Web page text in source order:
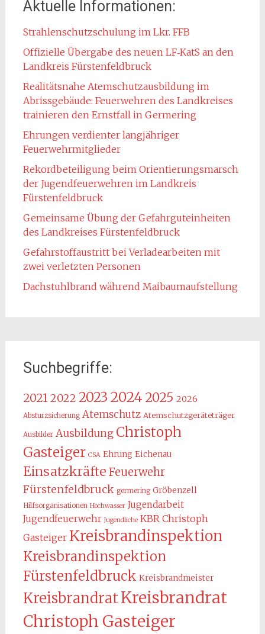
Aktuelle Informationen:
Strahlenschutzschulung im Lkr. FFB
Offizielle Übergabe des neuen LF‑KatS an den
Landkreis Fürstenfeldbruck
Realitätsnahe Atemschutzausbildung im
Abrissgebäude: Feuerwehren des Landkreises
trainieren den Ernstfall in Germering
Ehrungen verdienter langjähriger
Feuerwehrmitglieder
Rekordbeteiligung beim Orientierungsmarsch
der Jugendfeuerwehren im Landkreis
Fürstenfeldbruck
Gemeinsame Übung der Gefahrguteinheiten
des Landkreises Fürstenfeldbruck
Gefahrstoffaustritt bei Verladearbeiten mit
zwei verletzten Personen
Dachstuhlbrand während Maibaumaufstellung
Suchbegriffe:
20212022 2023 2024 2025 2026
Absturzsicherung Atemschutz Atemschutzgeräteträger
Ausbilder Ausbildung Christoph
Gasteiger CSA Ehrung Eichenau
Einsatzkräfte Feuerwehr
Fürstenfeldbruck germering Gröbenzell
Hilfsorganisationen Hochwasser Jugendarbeit
Jugendfeuerwehr Jugendliche KBR Christoph
Gasteiger Kreisbrandinspektion
Kreisbrandinspektion
Fürstenfeldbruck Kreisbrandmeister
KreisbrandratKreisbrandrat
Christoph Gasteiger